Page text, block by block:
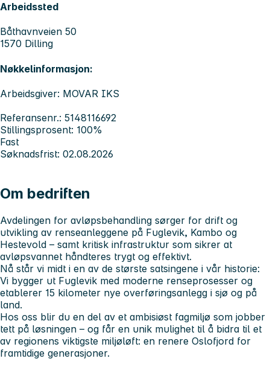
Arbeidssted
Båthavnveien 50
1570 Dilling
Nøkkelinformasjon:
Arbeidsgiver: MOVAR IKS
Referansenr.: 5148116692
Stillingsprosent: 100%
Fast
Søknadsfrist: 02.08.2026
Om bedriften
Avdelingen for avløpsbehandling sørger for drift og
utvikling av renseanleggene på Fuglevik, Kambo og
Hestevold – samt kritisk infrastruktur som sikrer at
avløpsvannet håndteres trygt og effektivt.
Nå står vi midt i en av de største satsingene i vår historie:
Vi bygger ut Fuglevik med moderne renseprosesser og
etablerer 15 kilometer nye overføringsanlegg i sjø og på
land.
Hos oss blir du en del av et ambisiøst fagmiljø som jobber
tett på løsningen – og får en unik mulighet til å bidra til et
av regionens viktigste miljøløft: en renere Oslofjord for
framtidige generasjoner.